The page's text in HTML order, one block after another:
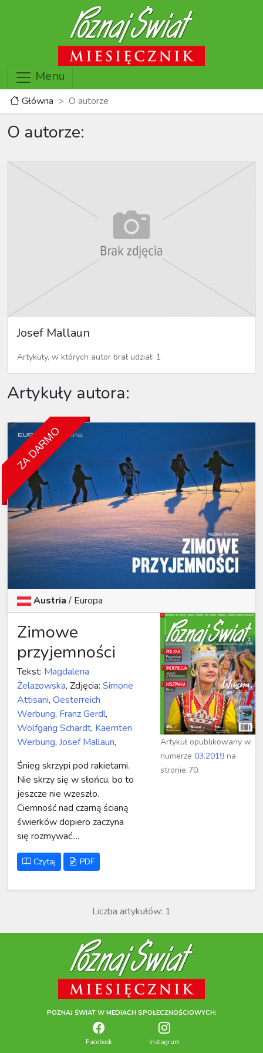
Menu
Główna O autorze
O autorze:
Josef Mallaun
Artykuły, w których autor brał udział: 1
Artykuły autora:
ZA DARMO
Austria/ Europa
Zimowe
przyjemności
Tekst: Magdalena
Żelazowska, Zdjęcia: Simone
Attisani, Oesterreich
Werbung, Franz Gerdl,
Wolfgang Schardt, Kaernten
Werbung, Josef Mallaun,
Śnieg skrzypi pod rakietami.
Nie skrzy się w słońcu, bo to
jeszcze nie wzeszło.
Ciemność nad czarną ścianą
świerków dopiero zaczyna
się rozmywać....
Czytaj PDF
Artykuł opublikowany w
numerze03.2019 na
stronie 70.
Liczba artykułów: 1
POZNAJ ŚWIAT W MEDIACH SPOŁECZNOŚCIOWYCH:
Facebook Instagram